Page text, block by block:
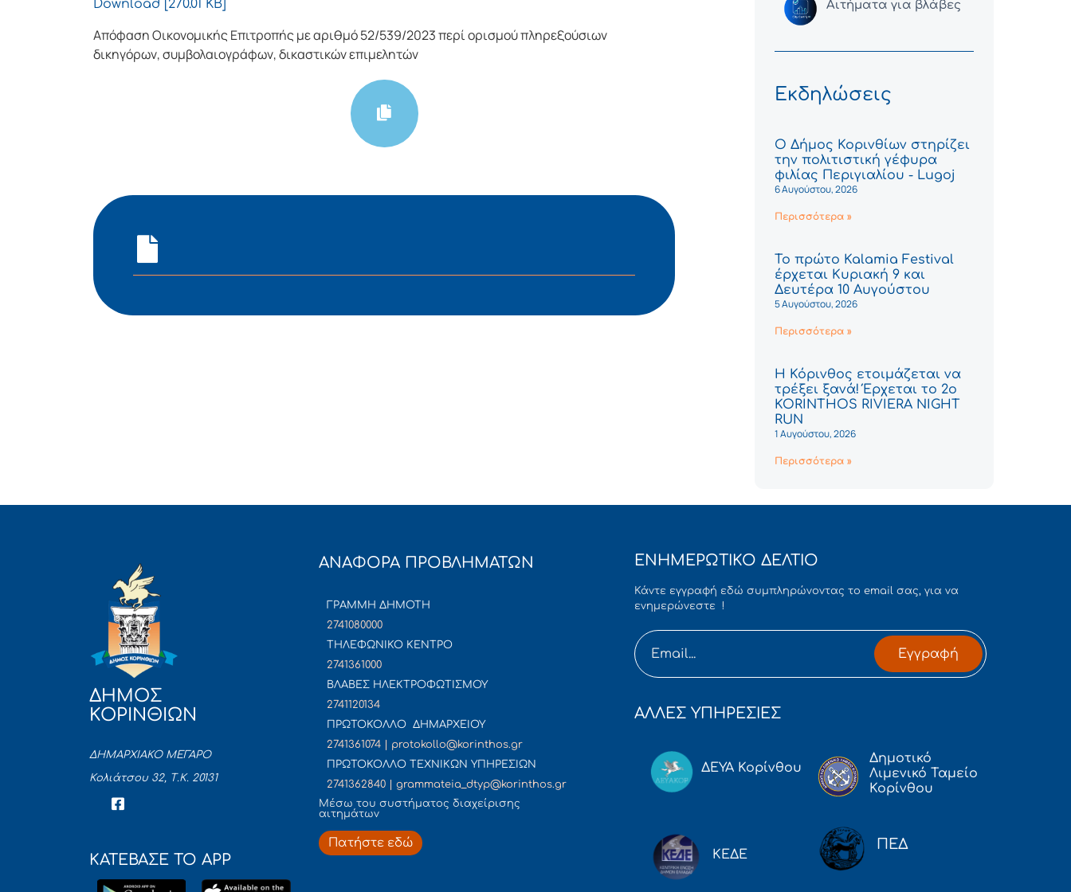
Download [270.01 KB]
Απόφαση Οικονομικής Επιτροπής με αριθμό 52/539/2023 περί ορισμού πληρεξούσιων
δικηγόρων, συμβολαιογράφων, δικαστικών επιμελητών
Αιτήματα για βλάβες
Εκδηλώσεις
Ο Δήμος Κορινθίων στηρίζει
την πολιτιστική γέφυρα
φιλίας Περιγιαλίου - Lugoj
6 Αυγούστου, 2026
Περισσότερα »
Το πρώτο Kalamia Festival
έρχεται Κυριακή 9 και
Δευτέρα 10 Αυγούστου
5 Αυγούστου, 2026
Περισσότερα »
Η Κόρινθος ετοιμάζεται να
τρέξει ξανά! Έρχεται το 2ο
KORINTHOS RIVIERA NIGHT
RUN
1 Αυγούστου, 2026
Περισσότερα »
ΔΗΜΟΣ
ΚΟΡΙΝΘΙΩΝ
ΔΗΜΑΡΧΙΑΚΟ ΜΕΓΑΡΟ
Κολιάτσου 32, Τ.Κ. 20131
ΚΑΤΕΒΑΣΕ ΤΟ APP
ΑΝΑΦΟΡΑ ΠΡΟΒΛΗΜΑΤΩΝ
ΓΡΑΜΜΗ ΔΗΜΟΤΗ
2741080000
ΤΗΛΕΦΩΝΙΚΟ ΚΕΝΤΡΟ
2741361000
ΒΛΑΒΕΣ ΗΛΕΚΤΡΟΦΩΤΙΣΜΟΥ
2741120134
ΠΡΩΤΟΚΟΛΛΟ ΔΗΜΑΡΧΕΙΟΥ
2741361074 | protokollo@korinthos.gr
ΠΡΩΤΟΚΟΛΛΟ ΤΕΧΝΙΚΩΝ ΥΠΗΡΕΣΙΩΝ
2741362840 | grammateia_dtyp@korinthos.gr
Mέσω του συστήματος διαχείρισης
αιτημάτων
Πατήστε εδώ
ΕΝΗΜΕΡΩΤΙΚΟ ΔΕΛΤΙΟ
Κάντε εγγραφή εδώ συμπληρώνοντας το email σας, για να
ενημερώνεστε !
Εγγραφή
ΑΛΛΕΣ ΥΠΗΡΕΣΙΕΣ
ΔΕΥΑ Κορίνθου
Δημοτικό
Λιμενικό Ταμείο
Κορίνθου
ΚΕΔΕ
ΠΕΔ